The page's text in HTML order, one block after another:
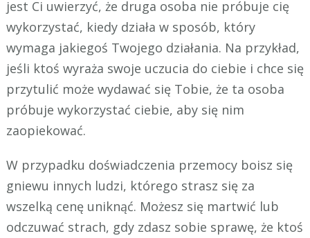
jest Ci uwierzyć, że druga osoba nie próbuje cię
wykorzystać, kiedy działa w sposób, który
wymaga jakiegoś Twojego działania. Na przykład,
jeśli ktoś wyraża swoje uczucia do ciebie i chce się
przytulić może wydawać się Tobie, że ta osoba
próbuje wykorzystać ciebie, aby się nim
zaopiekować.
W przypadku doświadczenia przemocy boisz się
gniewu innych ludzi, którego strasz się za
wszelką cenę uniknąć. Możesz się martwić lub
odczuwać strach, gdy zdasz sobie sprawę, że ktoś